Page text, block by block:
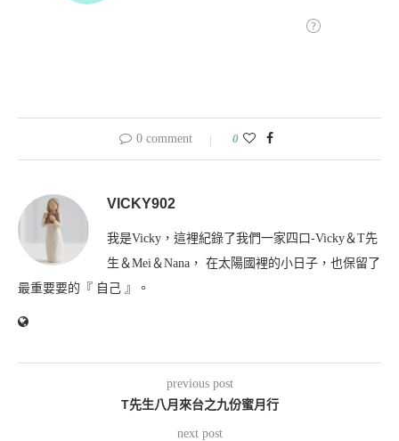
0 comment 0
VICKY902
我是Vicky，這裡紀錄了我們一家四口-Vicky＆T先
生＆Mei＆Nana， 在太陽國裡的小日子，也保留了
最重要要的『 自己 』。
previous post
T先生八月來台之九份蜜月行
next post